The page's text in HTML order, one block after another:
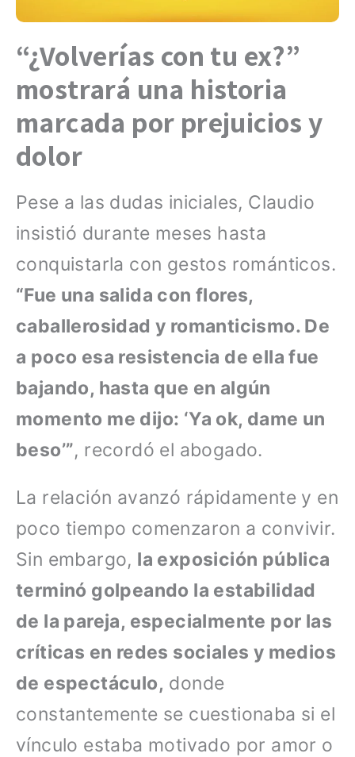
“¿Volverías con tu ex?”
mostrará una historia
marcada por prejuicios y
dolor
Pese a las dudas iniciales, Claudio
insistió durante meses hasta
conquistarla con gestos románticos.
“Fue una salida con flores,
caballerosidad y romanticismo. De
a poco esa resistencia de ella fue
bajando, hasta que en algún
momento me dijo: ‘Ya ok, dame un
beso’”, recordó el abogado.
La relación avanzó rápidamente y en
poco tiempo comenzaron a convivir.
Sin embargo, la exposición pública
terminó golpeando la estabilidad
de la pareja, especialmente por las
críticas en redes sociales y medios
de espectáculo, donde
constantemente se cuestionaba si el
vínculo estaba motivado por amor o